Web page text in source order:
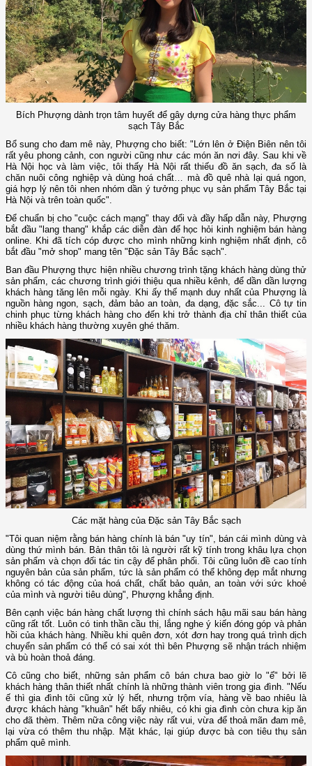
Bích Phượng dành trọn tâm huyết để gây dựng cửa hàng thực phẩm
sạch Tây Bắc
Bổ sung cho đam mê này, Phượng cho biết: "Lớn lên ở Điện Biên nên tôi
rất yêu phong cảnh, con người cũng như các món ăn nơi đây. Sau khi về
Hà Nội học và làm việc, tôi thấy Hà Nội rất thiếu đồ ăn sạch, đa số là
chăn nuôi công nghiệp và dùng hoá chất… mà đồ quê nhà lại quá ngon,
giá hợp lý nên tôi nhen nhóm dần ý tưởng phục vụ sản phẩm Tây Bắc tại
Hà Nội và trên toàn quốc".
Để chuẩn bị cho "cuộc cách mạng" thay đổi và đầy hấp dẫn này, Phượng
bắt đầu "lang thang" khắp các diễn đàn để học hỏi kinh nghiệm bán hàng
online. Khi đã tích cóp được cho mình những kinh nghiệm nhất định, cô
bắt đầu "mở shop" mang tên "Đặc sản Tây Bắc sạch".
Ban đầu Phượng thực hiện nhiều chương trình tặng khách hàng dùng thử
sản phẩm, các chương trình giới thiệu qua nhiều kênh, để dần dần lượng
khách hàng tăng lên mỗi ngày. Khi ấy thế mạnh duy nhất của Phượng là
nguồn hàng ngon, sạch, đảm bảo an toàn, đa dạng, đặc sắc... Cô tự tin
chinh phục từng khách hàng cho đến khi trở thành địa chỉ thân thiết của
nhiều khách hàng thường xuyên ghé thăm.
Các mặt hàng của Đặc sản Tây Bắc sạch
"Tôi quan niệm rằng bán hàng chính là bán "uy tín", bán cái mình dùng và
dùng thứ mình bán. Bản thân tôi là người rất kỹ tính trong khâu lựa chọn
sản phẩm và chọn đối tác tin cậy để phân phối. Tôi cũng luôn đề cao tính
nguyên bản của sản phẩm, tức là sản phẩm có thể không đẹp mắt nhưng
không có tác động của hoá chất, chất bảo quản, an toàn với sức khoẻ
của mình và người tiêu dùng", Phượng khẳng định.
Bên cạnh việc bán hàng chất lượng thì chính sách hậu mãi sau bán hàng
cũng rất tốt. Luôn có tinh thần cầu thị, lắng nghe ý kiến đóng góp và phản
hồi của khách hàng. Nhiều khi quên đơn, xót đơn hay trong quá trình dịch
chuyển sản phẩm có thể có sai xót thì bên Phượng sẽ nhận trách nhiệm
và bù hoàn thoả đáng.
Cô cũng cho biết, những sản phẩm cô bán chưa bao giờ lo "ế" bởi lẽ
khách hàng thân thiết nhất chính là những thành viên trong gia đình. "Nếu
ế thì gia đình tôi cũng xử lý hết, nhưng trộm vía, hàng về bao nhiêu là
được khách hàng "khuân" hết bấy nhiêu, có khi gia đình còn chưa kịp ăn
cho đã thèm. Thêm nữa công việc này rất vui, vừa để thoả mãn đam mê,
lại vừa có thêm thu nhập. Mặt khác, lại giúp được bà con tiêu thụ sản
phẩm quê mình.